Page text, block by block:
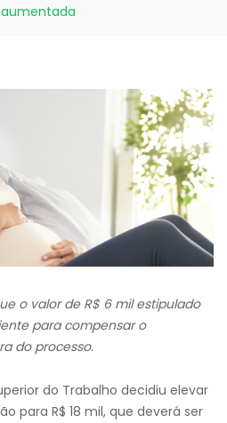
o valor de R$ 6 mil estipulado
para compensar o
do processo.
do Trabalho decidiu elevar
para R$ 18 mil, que deverá ser